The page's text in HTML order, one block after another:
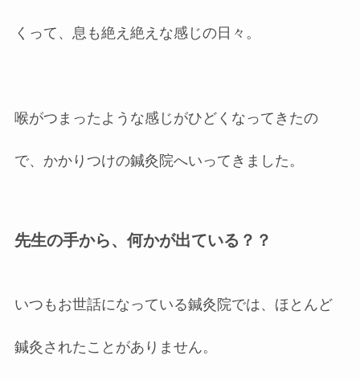
くって、息も絶え絶えな感じの日々。
喉がつまったような感じがひどくなってきたの
で、かかりつけの鍼灸院へいってきました。
先生の手から、何かが出ている？？
いつもお世話になっている鍼灸院では、ほとんど
鍼灸されたことがありません。